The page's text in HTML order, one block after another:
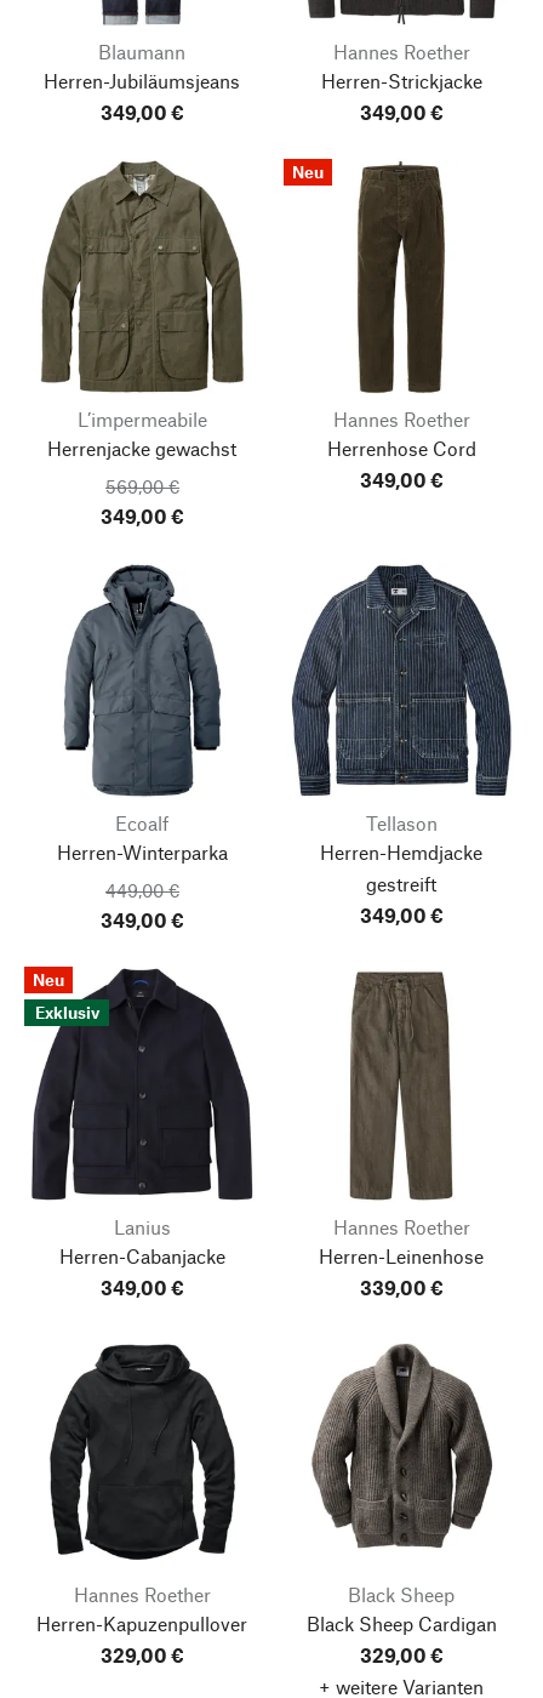
Blaumann
Herren-Jubiläumsjeans
349,00 €
Hannes Roether
Herren-Strickjacke
349,00 €
L’impermeabile
Herrenjacke gewachst
569,00 €
349,00 €
Neu
Hannes Roether
Herrenhose Cord
349,00 €
Ecoalf
Herren-Winterparka
449,00 €
349,00 €
Tellason
Herren-Hemdjacke
gestreift
349,00 €
Neu
Exklusiv
Lanius
Herren-Cabanjacke
349,00 €
Hannes Roether
Herren-Leinenhose
339,00 €
Hannes Roether
Herren-Kapuzenpullover
329,00 €
Black Sheep
Black Sheep Cardigan
329,00 €
+ weitere Varianten